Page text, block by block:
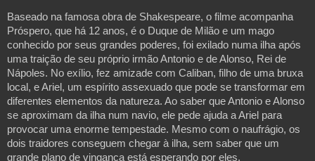
Próspero, que há 12 anos, é o Duque de Milão e um mago
conhecido por seus grandes poderes, foi exilado numa ilha após
uma traição de seu próprio irmão Antonio e de Alonso, Rei de
Nápoles. No exílio, fez amizade com Caliban, filho de uma bruxa
local, e Ariel, um espírito assexuado que pode se transformar em
diferentes elementos da natureza. Ao saber que Antonio e Alonso
se aproximam da ilha num navio, ele pede ajuda a Ariel para
provocar uma enorme tempestade. Mesmo com o naufrágio, os
dois traidores conseguem chegar à ilha, sem saber que um
grande plano de vingança está esperando por eles.